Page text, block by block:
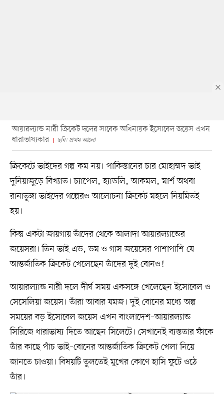
আয়ারল্যান্ড নারী ক্রিকেট দলের সাবেক অধিনায়ক ইসোবেল জয়েস এখন
ধারাভাষ্যকার
ছবি: প্রথম আলো
ক্রিকেটে ভাইদের গল্প কম নয়। পাকিস্তানের চার মোহাম্মদ ভাই
দুনিয়াজুড়ে বিখ্যাত। চ্যাপেল, হ্যাডলি, আকমল, মার্শ অথবা
রানাতুঙ্গা ভাইদের গল্পেরও আলোচনা ক্রিকেট মহলে নিয়মিতই
হয়।
কিন্তু একটা জায়গায় তাঁদের থেকে আলাদা আয়ারল্যান্ডের
জয়েসরা। তিন ভাই এড, ডম ও গাস জয়েসের পাশাপাশি যে
আন্তর্জাতিক ক্রিকেট খেলেছেন তাঁদের দুই বোনও!
আয়ারল্যান্ড নারী দলে দীর্ঘ সময় একসঙ্গে খেলেছেন ইসোবেল ও
সেসেলিয়া জয়েস। তাঁরা আবার যমজ। দুই বোনের মধ্যে অল্প
সময়ের বড় ইসোবেল জয়েস এখন বাংলাদেশ–আয়ারল্যান্ড
সিরিজে ধারাভাষ্য দিতে আছেন সিলেটে। সেখানেই ব্যস্ততার ফাঁকে
তাঁর কাছে পাঁচ ভাই–বোনের আন্তর্জাতিক ক্রিকেট খেলা নিয়ে
জানতে চাওয়া। বিষয়টি তুলতেই মুখের কোণে হাসি ফুটে ওঠে
তাঁর।